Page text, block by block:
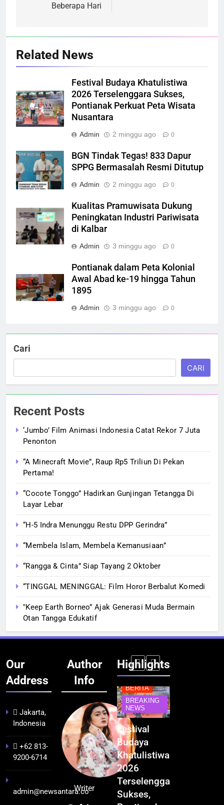
Beberapa Hari
Related News
Festival Budaya Khatulistiwa
2026 Terselenggara Sukses,
Pontianak Perkuat Peta Wisata
Nusantara
Admin 2 minggu ago 0
BGN Tindak Tegas! 833 Dapur
SPPG Bermasalah Resmi Ditutup
Admin 2 minggu ago 0
Kualitas Pramuwisata Dukung
Peningkatan Industri Pariwisata
di Kalbar
Admin 3 minggu ago 0
Pontianak dalam Peta Kolonial
Awal Abad ke-19 hingga Tahun
1895
Admin 3 minggu ago 0
Cari
CARI
Recent Posts
‘Jumbo’ Film Animasi Indonesia Catat Rekor 7 Juta
Penonton
“A Minecraft Movie”, Raup Rp5 Triliun Di Pekan
Pertama!
“Cocote Tonggo” Hadirkan Gunjingan Tetangga Di
Layar Lebar
“H-5 Indra Menunggu Restu DPP Gerindra”
“Membela Islam, Membela Kemanusiaan”
“Rangga & Cinta” Siap Tayang 2 Oktober
“TINGGAL MENINGGAL: Film Horor Berbalut Komedi
‟Keep Earth Borneo” Ajak Generasi Muda Bermain
Otan Tangga Edukatif
Our
Address
Jakarta,
Indonesia
+62 813-
9200-6714
admin@newsantara.co
Author
Info
Writer
Highlights
NEWS
Kualitas
Pramuwisata
Dukung
Peningkatan
Pariwisata
INFRASTRUKTUR
IT & TEKNOLOGI
Indonesia
Resmi
Bangun AI
Factory
se-Asia
BERITA
BREAKING
NEWS
Festival
Budaya
Khatulistiwa
2026
Terselenggara
Sukses,